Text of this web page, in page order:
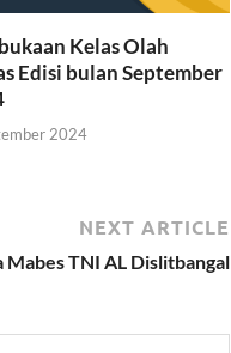
Kelas Olah
Edisi bulan September
2024
NEXT ARTICLE
Mabes TNI AL Dislitbangal